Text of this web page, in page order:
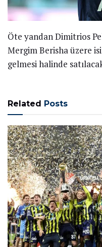
Öte yandan Dimitrios
Mergim Berisha üzere
gelmesi halinde
Related Posts